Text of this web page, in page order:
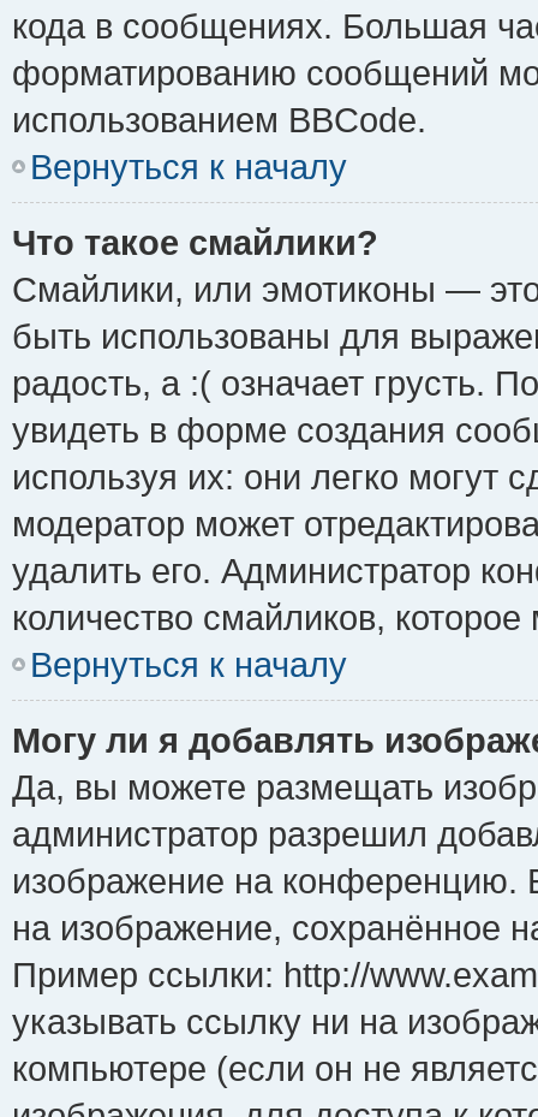
кода в сообщениях. Большая
форматированию сообщений
использованием BBCode.
Вернуться к началу
Что такое смайлики?
Смайлики, или эмотиконы —
быть использованы для
радость, а :( означает грусть.
увидеть в форме создания
используя их: они легко могут
модератор может
удалить его. Администратор
количество смайликов,
Вернуться к началу
Могу ли я добавлять
Да, вы можете размещать
администратор разрешил
изображение на конференцию.
на изображение, сохранённое
Пример ссылки: http://
указывать ссылку ни на
компьютере (если он не